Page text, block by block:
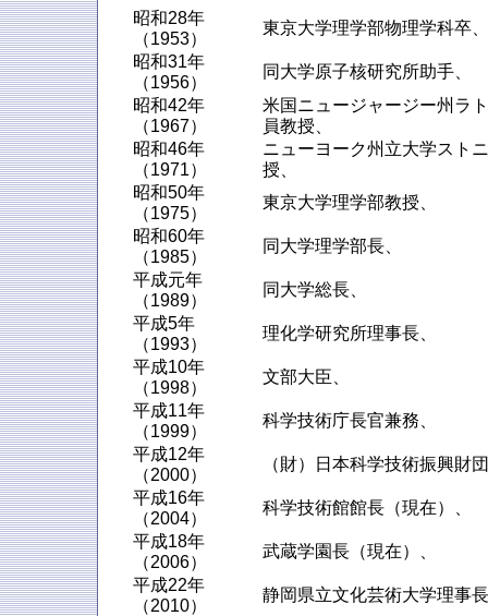
昭和28年
（1953）
東京大学理学部物理学科卒、
昭和31年
（1956）
同大学原子核研究所助手、
昭和42年
（1967）
米国ニュージャージー州ラ
員教授、
昭和46年
（1971）
ニューヨーク州立大学スト
授、
昭和50年
（1975）
東京大学理学部教授、
昭和60年
（1985）
同大学理学部長、
平成元年
（1989）
同大学総長、
平成5年
（1993）
理化学研究所理事長、
平成10年
（1998）
文部大臣、
平成11年
（1999）
科学技術庁長官兼務、
平成12年
（2000）
（財）日本科学技術振興財
平成16年
（2004）
科学技術館館長（現在）、
平成18年
（2006）
武蔵学園長（現在）、
平成22年
（2010）
静岡県立文化芸術大学理事